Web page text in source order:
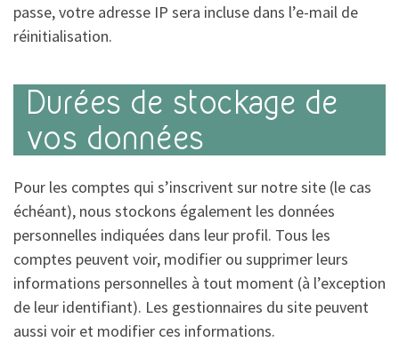
passe, votre adresse IP sera incluse dans l’e-mail de
réinitialisation.
Durées de stockage de
vos données
Pour les comptes qui s’inscrivent sur notre site (le cas
échéant), nous stockons également les données
personnelles indiquées dans leur profil. Tous les
comptes peuvent voir, modifier ou supprimer leurs
informations personnelles à tout moment (à l’exception
de leur identifiant). Les gestionnaires du site peuvent
aussi voir et modifier ces informations.